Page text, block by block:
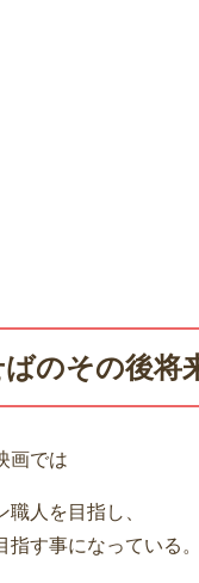
のその後将
画では
人を目指し、
指す事になっている。